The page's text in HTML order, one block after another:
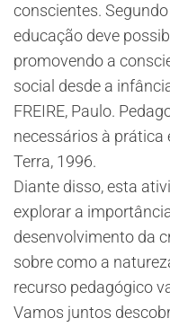
conscientes.
educação deve
promovendo a
social desde a
FREIRE, Paulo.
necessários à prática
Terra, 1996.
Diante disso, esta
explorar a
desenvolvimento da
sobre como a
recurso pedagógico
Vamos juntos